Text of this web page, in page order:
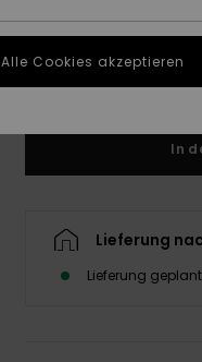
16
Größentabelle
In
Lieferung
Lieferung
Alle Cookies akzeptieren